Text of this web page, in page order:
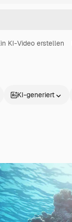
KI-Video erstellen
KI-generiert